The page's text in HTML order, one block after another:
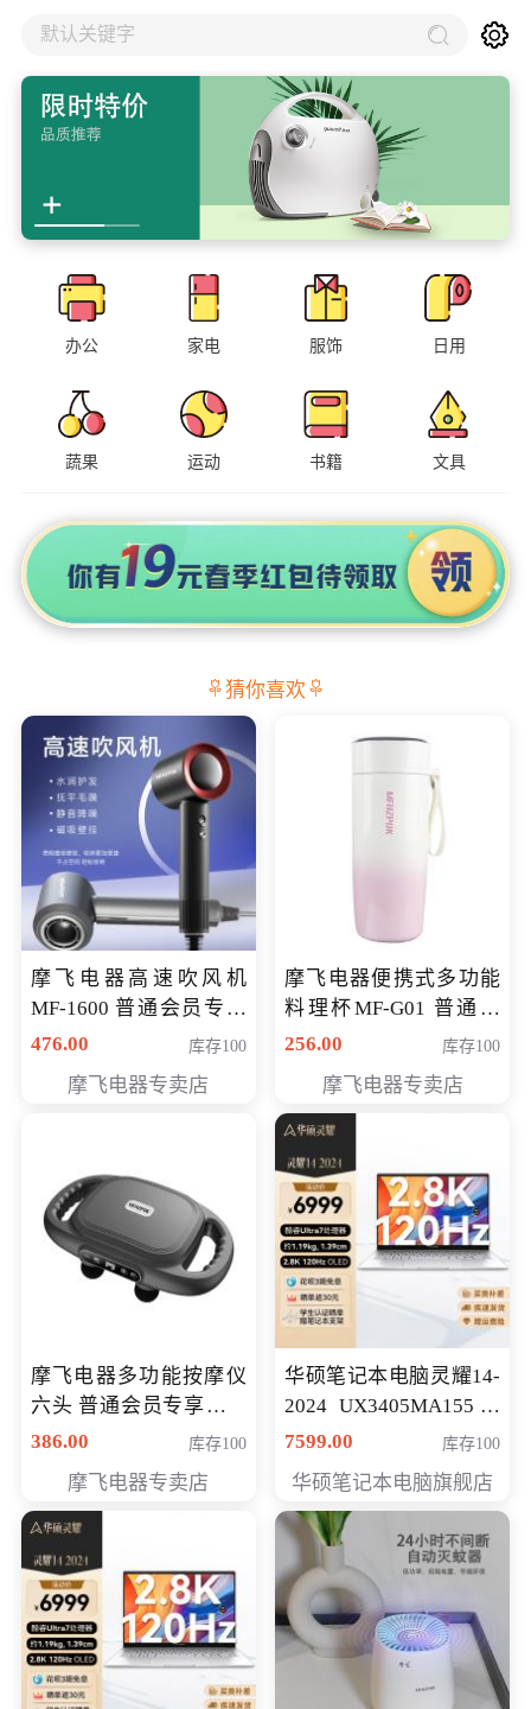
默认关键字
办公 家电 服饰 日用
蔬果 运动 书籍 文具
猜你喜欢
摩飞电器高速吹风机
MF-1600 普通会员专享
价298元
476.00 库存100
摩飞电器专卖店
摩飞电器便携式多功能
料理杯MF-G01 普通会
员专享价格118元
256.00 库存100
摩飞电器专卖店
摩飞电器多功能按摩仪
六头 普通会员专享价格
199元
386.00 库存100
摩飞电器专卖店
华硕笔记本电脑灵耀14-
2024 UX3405MA155冰
川银 oled 智慧轻薄本 会
7599.00 库存100
华硕笔记本电脑旗舰店